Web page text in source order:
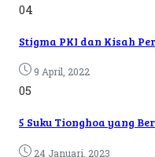
04
Stigma PKI dan Kisah
9 April, 2022
05
5 Suku Tionghoa yang
24 Januari, 2023